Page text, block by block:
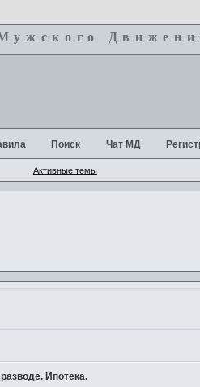
Поиск Чат МД
Активные темы
Ипотека.